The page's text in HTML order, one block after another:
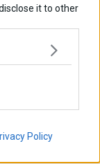
it to other
Policy
Ελλάδα πάντα